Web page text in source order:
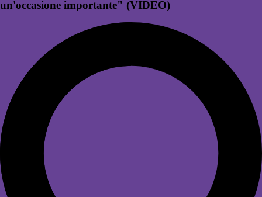
un'occasione importante" (VIDEO)